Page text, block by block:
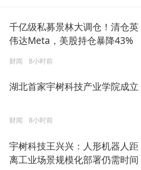
千亿级私募景林大调仓！清仓英
伟达Meta，美股持仓暴降43%
财闻 8小时前
湖北首家宇树科技产业学院成立
财闻 8小时前
宇树科技王兴兴：人形机器人距
离工业场景规模化部署仍需时间